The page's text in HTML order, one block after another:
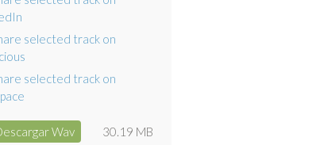
Wav 30.19 MB